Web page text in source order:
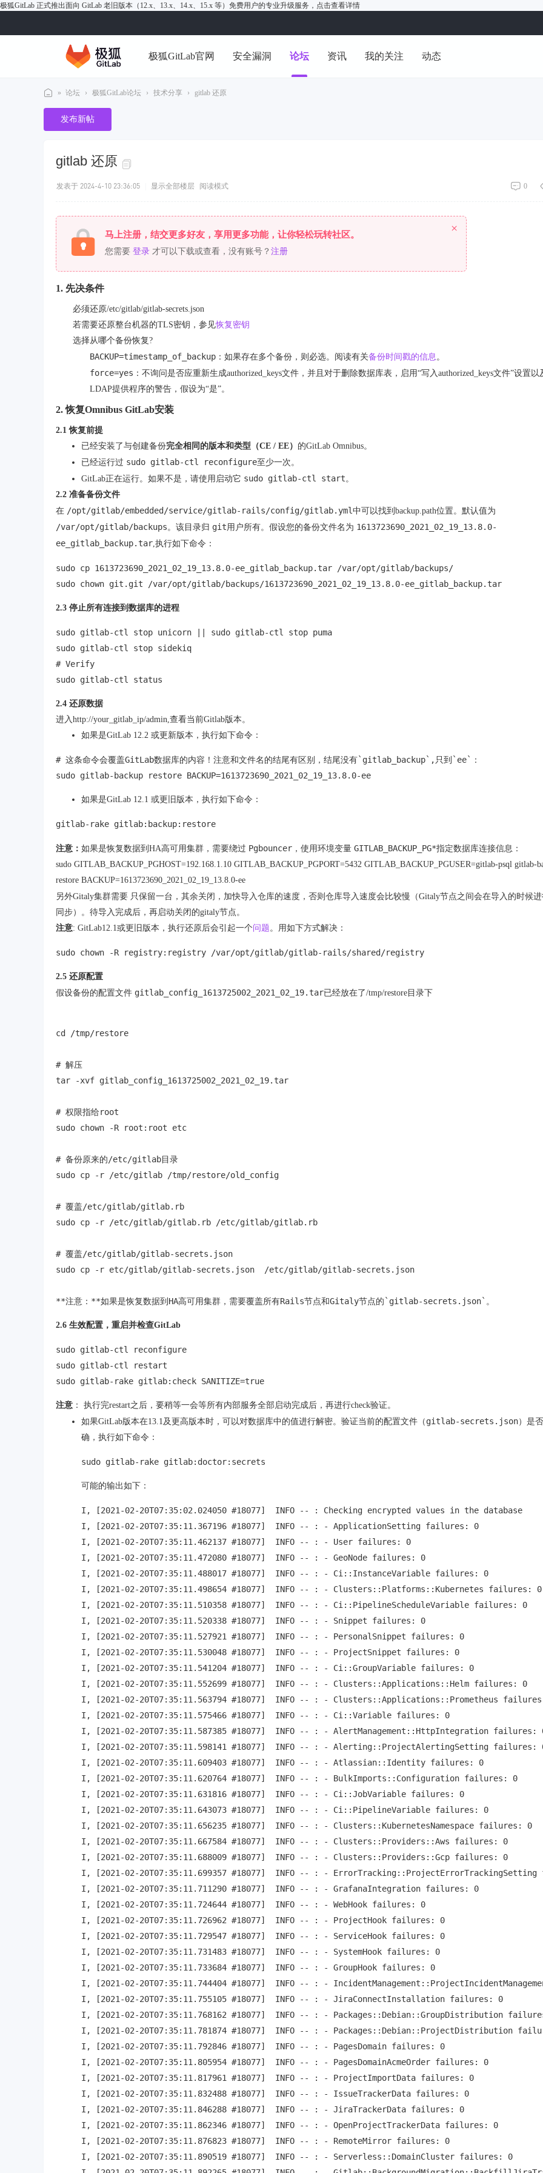
极狐GitLab 正式推出面向 GitLab 老旧版本（12.x、13.x、14.x、15.x 等）免费用户的专业升级服务， 点击查看详情
极狐GitLab官网 安全漏洞 论坛 资讯 我的关注 动态
极
狐
» 论坛 › 极狐GitLab论坛 › 技术分享 › gitlab 还原
发布新帖
gitlab 还原
0
发表于 2024-4-10 23:36:05 显示全部楼层 阅读模式
马上注册，结交更多好友，享用更多功能，让你轻松玩转社区。
您需要 登录 才可以下载或查看，没有账号？ 注册
×
1. 先决条件
必须还原/etc/gitlab/gitlab-secrets.json
若需要还原整台机器的TLS密钥，参见恢复密钥
选择从哪个备份恢复?
BACKUP=timestamp_of_backup ：如果存在多个备份，则必选。阅读有关备份时间戳的信息。
force=yes ：不询问是否应重新生成authorized_keys文件，并且对于删除数据库表，启用“写入authorized_keys文件”设置以
LDAP提供程序的警告，假设为“是”。
2. 恢复Omnibus GitLab安装
2.1 恢复前提
已经安装了与创建备份完全相同的版本和类型（CE / EE） 的GitLab Omnibus。
已经运行过 sudo gitlab-ctl reconfigure至少一次。
GitLab正在运行。如果不是，请使用启动它 sudo gitlab-ctl start。
2.2 准备备份文件
在 /opt/gitlab/embedded/service/gitlab-rails/config/gitlab.yml 中可以找到backup.path位置。默认值为
/var/opt/gitlab/backups。该目录归 git用户所有。假设您的备份文件名为 1613723690_2021_02_19_13.8.0-
ee_gitlab_backup.tar,执行如下命令：
sudo cp 1613723690_2021_02_19_13.8.0-ee_gitlab_backup.tar /var/opt/gitlab/backups/
sudo chown git.git /var/opt/gitlab/backups/1613723690_2021_02_19_13.8.0-ee_gitlab_backup.tar
2.3 停止所有连接到数据库的进程
sudo gitlab-ctl stop unicorn || sudo gitlab-ctl stop puma
sudo gitlab-ctl stop sidekiq
# Verify
sudo gitlab-ctl status
2.4 还原数据
进入http://your_gitlab_ip/admin,查看当前Gitlab版本。
如果是GitLab 12.2 或更新版本，执行如下命令：
# 这条命令会覆盖GitLab数据库的内容！注意和文件名的结尾有区别，结尾没有`gitlab_backup`,只到`ee`：
sudo gitlab-backup restore BACKUP=1613723690_2021_02_19_13.8.0-ee
如果是GitLab 12.1 或更旧版本，执行如下命令：
gitlab-rake gitlab:backup:restore
注意： 如果是恢复数据到HA高可用集群，需要绕过 Pgbouncer ，使用环境变量 GITLAB_BACKUP_PG*指定数据库连接信息：
sudo GITLAB_BACKUP_PGHOST=192.168.1.10 GITLAB_BACKUP_PGPORT=5432 GITLAB_BACKUP_PGUSER=gitlab-psql gitlab-
restore BACKUP=1613723690_2021_02_19_13.8.0-ee
另外Gitaly集群需要 只保留一台，其余关闭 ，加快导入仓库的速度，否则仓库导入速度会比较慢（Gitaly节点之间会在导入的时候
同步）。待导入完成后，再启动关闭的gitaly节点。
注意: GitLab12.1或更旧版本，执行还原后会引起一个问题。用如下方式解决：
sudo chown -R registry:registry /var/opt/gitlab/gitlab-rails/shared/registry
2.5 还原配置
假设备份的配置文件 gitlab_config_1613725002_2021_02_19.tar已经放在了/tmp/restore目录下
cd /tmp/restore
# 解压
tar -xvf gitlab_config_1613725002_2021_02_19.tar
# 权限指给root
sudo chown -R root:root etc
# 备份原来的/etc/gitlab目录
sudo cp -r /etc/gitlab /tmp/restore/old_config
# 覆盖/etc/gitlab/gitlab.rb
sudo cp -r /etc/gitlab/gitlab.rb /etc/gitlab/gitlab.rb
# 覆盖/etc/gitlab/gitlab-secrets.json
sudo cp -r etc/gitlab/gitlab-secrets.json  /etc/gitlab/gitlab-secrets.json
2.6 生效配置，重启并检查GitLab
sudo gitlab-ctl reconfigure
sudo gitlab-ctl restart
sudo gitlab-rake gitlab:check SANITIZE=true
注意 ： 执行完restart之后，要稍等一会等所有内部服务全部启动完成后，再进行check验证。
如果GitLab版本在13.1及更高版本时，可以对数据库中的值进行解密。验证当前的配置文件（ gitlab-secrets.json）是
确，执行如下命令：
sudo gitlab-rake gitlab:doctor:secrets
可能的输出如下：
I, [2021-02-20T07:35:02.024050 #18077]  INFO -- : Checking encrypted values in the database
I, [2021-02-20T07:35:11.367196 #18077]  INFO -- : - ApplicationSetting failures: 0
I, [2021-02-20T07:35:11.462137 #18077]  INFO -- : - User failures: 0
I, [2021-02-20T07:35:11.472080 #18077]  INFO -- : - GeoNode failures: 0
I, [2021-02-20T07:35:11.488017 #18077]  INFO -- : - Ci::InstanceVariable failures: 0
I, [2021-02-20T07:35:11.498654 #18077]  INFO -- : - Clusters::Platforms::Kubernetes failures: 0
I, [2021-02-20T07:35:11.510358 #18077]  INFO -- : - Ci::PipelineScheduleVariable failures: 0
I, [2021-02-20T07:35:11.520338 #18077]  INFO -- : - Snippet failures: 0
I, [2021-02-20T07:35:11.527921 #18077]  INFO -- : - PersonalSnippet failures: 0
I, [2021-02-20T07:35:11.530048 #18077]  INFO -- : - ProjectSnippet failures: 0
I, [2021-02-20T07:35:11.541204 #18077]  INFO -- : - Ci::GroupVariable failures: 0
I, [2021-02-20T07:35:11.552699 #18077]  INFO -- : - Clusters::Applications::Helm failures: 0
I, [2021-02-20T07:35:11.563794 #18077]  INFO -- : - Clusters::Applications::Prometheus
I, [2021-02-20T07:35:11.575466 #18077]  INFO -- : - Ci::Variable failures: 0
I, [2021-02-20T07:35:11.587385 #18077]  INFO -- : - AlertManagement::HttpIntegration failures:
I, [2021-02-20T07:35:11.598141 #18077]  INFO -- : - Alerting::ProjectAlertingSetting failures:
I, [2021-02-20T07:35:11.609403 #18077]  INFO -- : - Atlassian::Identity failures: 0
I, [2021-02-20T07:35:11.620764 #18077]  INFO -- : - BulkImports::Configuration failures: 0
I, [2021-02-20T07:35:11.631816 #18077]  INFO -- : - Ci::JobVariable failures: 0
I, [2021-02-20T07:35:11.643073 #18077]  INFO -- : - Ci::PipelineVariable failures: 0
I, [2021-02-20T07:35:11.656235 #18077]  INFO -- : - Clusters::KubernetesNamespace failures: 0
I, [2021-02-20T07:35:11.667584 #18077]  INFO -- : - Clusters::Providers::Aws failures: 0
I, [2021-02-20T07:35:11.688009 #18077]  INFO -- : - Clusters::Providers::Gcp failures: 0
I, [2021-02-20T07:35:11.699357 #18077]  INFO -- : -
I, [2021-02-20T07:35:11.711290 #18077]  INFO -- : - GrafanaIntegration failures: 0
I, [2021-02-20T07:35:11.724644 #18077]  INFO -- : - WebHook failures: 0
I, [2021-02-20T07:35:11.726962 #18077]  INFO -- : - ProjectHook failures: 0
I, [2021-02-20T07:35:11.729547 #18077]  INFO -- : - ServiceHook failures: 0
I, [2021-02-20T07:35:11.731483 #18077]  INFO -- : - SystemHook failures: 0
I, [2021-02-20T07:35:11.733684 #18077]  INFO -- : - GroupHook failures: 0
I, [2021-02-20T07:35:11.744404 #18077]  INFO -- : -
I, [2021-02-20T07:35:11.755105 #18077]  INFO -- : - JiraConnectInstallation failures: 0
I, [2021-02-20T07:35:11.768162 #18077]  INFO -- : - Packages::Debian::GroupDistribution
I, [2021-02-20T07:35:11.781874 #18077]  INFO -- : - Packages::Debian::ProjectDistribution
I, [2021-02-20T07:35:11.792846 #18077]  INFO -- : - PagesDomain failures: 0
I, [2021-02-20T07:35:11.805954 #18077]  INFO -- : - PagesDomainAcmeOrder failures: 0
I, [2021-02-20T07:35:11.817961 #18077]  INFO -- : - ProjectImportData failures: 0
I, [2021-02-20T07:35:11.832488 #18077]  INFO -- : - IssueTrackerData failures: 0
I, [2021-02-20T07:35:11.846288 #18077]  INFO -- : - JiraTrackerData failures: 0
I, [2021-02-20T07:35:11.862346 #18077]  INFO -- : - OpenProjectTrackerData failures: 0
I, [2021-02-20T07:35:11.876823 #18077]  INFO -- : - RemoteMirror failures: 0
I, [2021-02-20T07:35:11.890519 #18077]  INFO -- : - Serverless::DomainCluster failures: 0